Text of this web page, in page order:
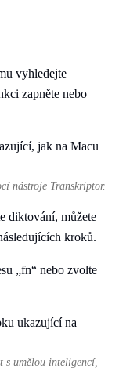
vyhledejte
zapněte nebo
nástroje Transkriptor.
diktování, můžete
kroků.
„fn“ nebo zvolte
s umělou inteligencí,